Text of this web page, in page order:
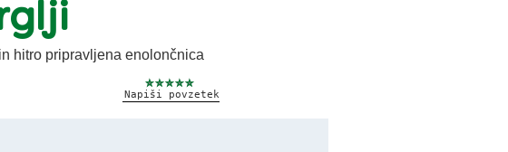
hitro pripravljena enolončnica
Za
Napiši povzetek